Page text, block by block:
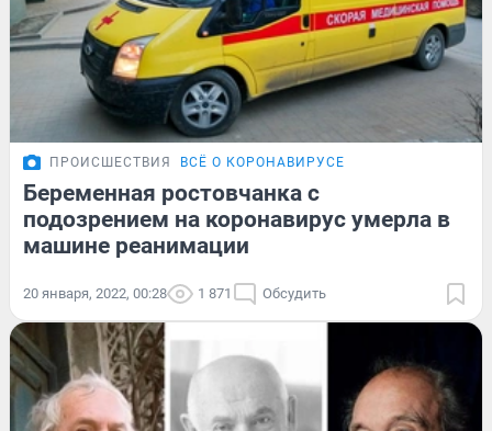
ПРОИСШЕСТВИЯ ВСЁ О КОРОНАВИРУСЕ
Беременная ростовчанка с
подозрением на коронавирус умерла в
машине реанимации
20 января, 2022, 00:28 1 871 Обсудить